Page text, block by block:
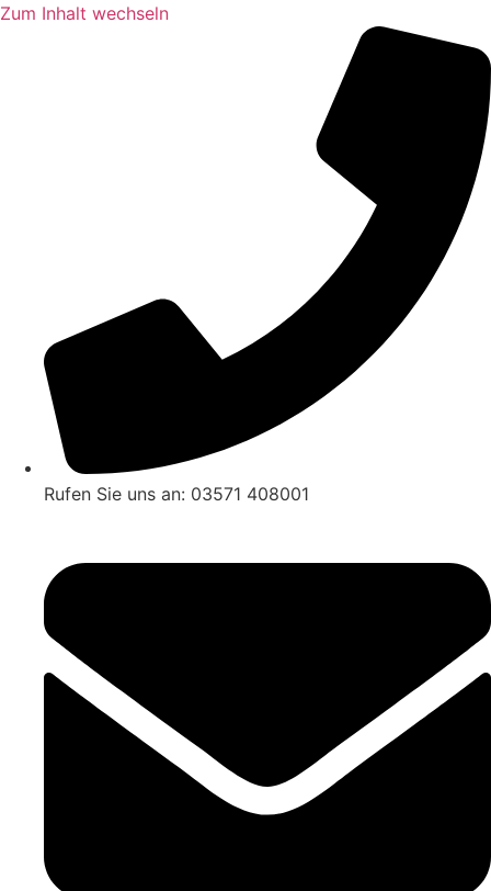
Zum Inhalt wechseln
Rufen Sie uns an: 03571 408001